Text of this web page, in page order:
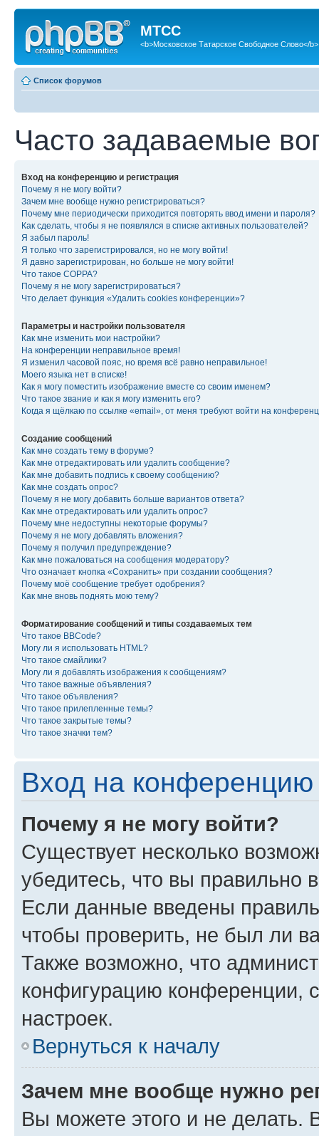
МТСС
<b>Московское Татарское Свободное Слово</b>
Список форумов
Часто задаваемые
Вход на конференцию и регистрация
Почему я не могу войти?
Зачем мне вообще нужно регистрироваться?
Почему мне периодически приходится повторять ввод имени и пароля?
Как сделать, чтобы я не появлялся в списке активных пользователей?
Я забыл пароль!
Я только что зарегистрировался, но не могу войти!
Я давно зарегистрирован, но больше не могу войти!
Что такое COPPA?
Почему я не могу зарегистрироваться?
Что делает функция «Удалить cookies конференции»?
Параметры и настройки пользователя
Как мне изменить мои настройки?
На конференции неправильное время!
Я изменил часовой пояс, но время всё равно неправильное!
Моего языка нет в списке!
Как я могу поместить изображение вместе со своим именем?
Что такое звание и как я могу изменить его?
Когда я щёлкаю по ссылке «email», от меня требуют войти на
Создание сообщений
Как мне создать тему в форуме?
Как мне отредактировать или удалить сообщение?
Как мне добавить подпись к своему сообщению?
Как мне создать опрос?
Почему я не могу добавить больше вариантов ответа?
Как мне отредактировать или удалить опрос?
Почему мне недоступны некоторые форумы?
Почему я не могу добавлять вложения?
Почему я получил предупреждение?
Как мне пожаловаться на сообщения модератору?
Что означает кнопка «Сохранить» при создании сообщения?
Почему моё сообщение требует одобрения?
Как мне вновь поднять мою тему?
Форматирование сообщений и типы создаваемых тем
Что такое BBCode?
Могу ли я использовать HTML?
Что такое смайлики?
Могу ли я добавлять изображения к сообщениям?
Что такое важные объявления?
Что такое объявления?
Что такое прилепленные темы?
Что такое закрытые темы?
Что такое значки тем?
Вход на конференцию
Почему я не могу войти?
Существует несколько
убедитесь, что вы правильно
Если данные введены
чтобы проверить, не был ли
Также возможно, что
конфигурацию конференции,
настроек.
Вернуться к началу
Зачем мне вообще нужно
Вы можете этого и не делать.